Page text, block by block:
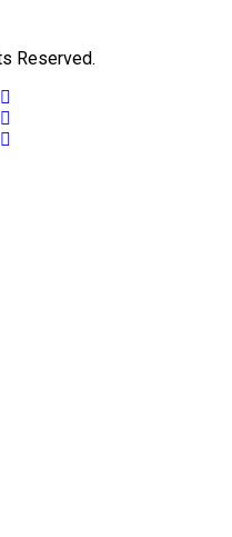
Reserved.